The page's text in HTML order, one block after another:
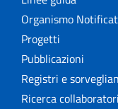
Organismo
Progetti
Pubblicazioni
Registri e
Ricerca collaboratori